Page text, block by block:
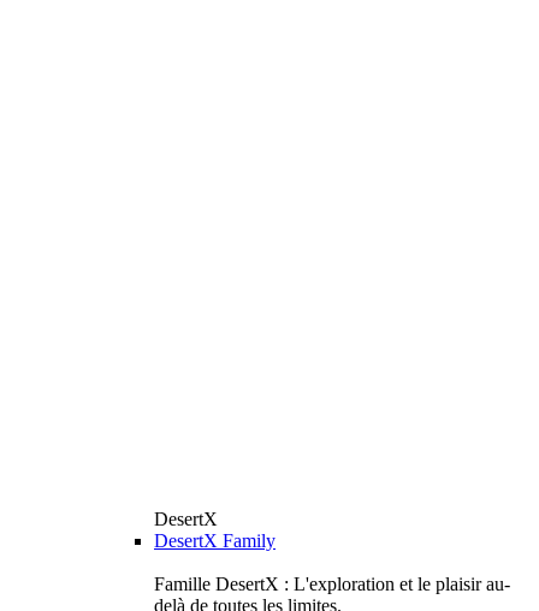
DesertX
DesertX Family
Famille DesertX : L'exploration et le plaisir au-
delà de toutes les limites.